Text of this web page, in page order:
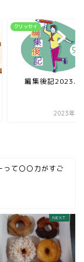
クリッセイ
編集後記
2023年5
って〇〇力がすご